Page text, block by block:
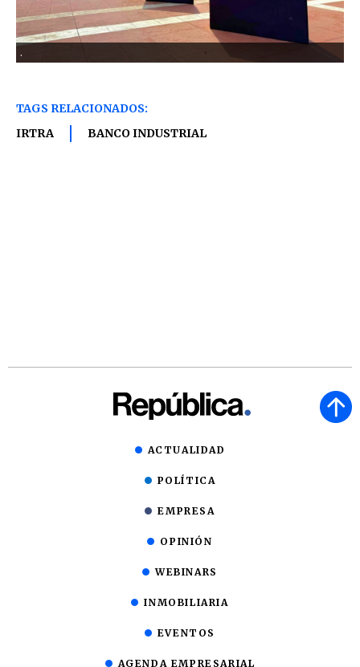
.
TAGS RELACIONADOS:
IRTRA
BANCO INDUSTRIAL
ACTUALIDAD
POLÍTICA
EMPRESA
OPINIÓN
WEBINARS
INMOBILIARIA
EVENTOS
AGENDA EMPRESARIAL